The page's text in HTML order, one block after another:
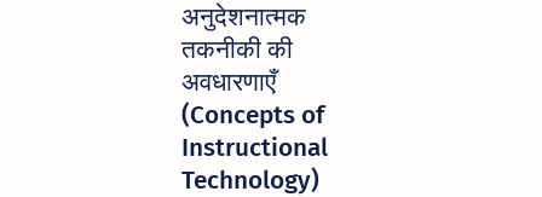
अनुदेशनात्मक
तकनीकी की
अवधारणाएँ
(Concepts of
Instructional
Technology)